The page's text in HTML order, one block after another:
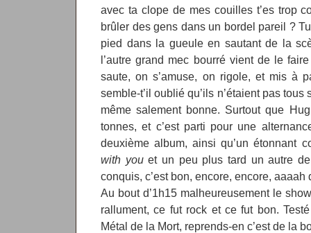
avec ta clope de mes couilles t’es trop
brûler des gens dans un bordel pareil ?
pied dans la gueule en sautant de la
l’autre grand mec bourré vient de le
saute, on s’amuse, on rigole, et mis à
semble-t’il oublié qu’ils n’étaient pas
même salement bonne. Surtout que
tonnes, et c’est parti pour une
deuxième album, ainsi qu’un étonnant
with youet un peu plus tard un autre
conquis, c’est bon, encore, encore,
Au bout d’1h15 malheureusement le
rallument, ce fut rock et ce fut bon.
Métal de la Mort, reprends-en c’est de la